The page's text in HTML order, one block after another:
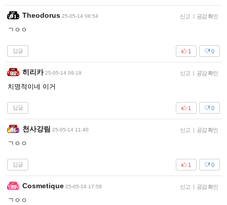
Theodorus 25-05-14 08:54 신고 | 공감 확인
ㄱㅇㅇ
답글 0
1
히리카 25-05-14 09:19 신고 | 공감 확인
치명적이네 이거
답글 0
1
천사강림 25-05-14 11:40 신고 | 공감 확인
ㄱㅇㅇ
답글 0
1
Cosmetique 25-05-14 17:58 신고 | 공감 확인
ㄱㅇㅇ